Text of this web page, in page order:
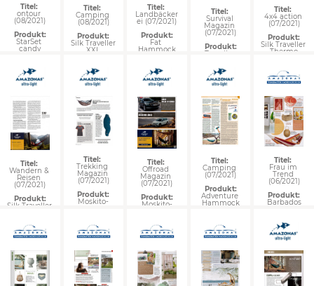
Titel:
Frau im
Trend
(06/2021)
Produkt:
Barbados
Titel:
Camping
(07/2021)
Produkt:
Adventure
Hammock
Titel:
Offroad
Magazin
(07/2021)
Produkt:
Moskito-
Titel:
Trekking
Magazin
(07/2021)
Produkt:
Moskito-
Titel:
Wandern &
Reisen
(07/2021)
Produkt:
Silk Traveller
Titel:
4x4 action
(07/2021)
Produkt:
Silk Traveller
Thermo
Titel:
Survival
Magazin
(07/2021)
Produkt:
Traveller
Titel:
Landbäcker
ei (07/2021)
Produkt:
Fat
Hammock
Titel:
Camping
(08/2021)
Produkt:
Silk Traveller
XXL
Titel:
ontour
(08/2021)
Produkt:
StarSet
candy